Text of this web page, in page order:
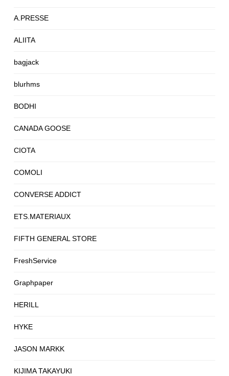
A.PRESSE
ALIITA
bagjack
blurhms
BODHI
CANADA GOOSE
CIOTA
COMOLI
CONVERSE ADDICT
ETS.MATERIAUX
FIFTH GENERAL STORE
FreshService
Graphpaper
HERILL
HYKE
JASON MARKK
KIJIMA TAKAYUKI